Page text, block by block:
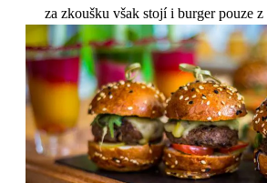
za zkoušku však stojí i burger pouze z